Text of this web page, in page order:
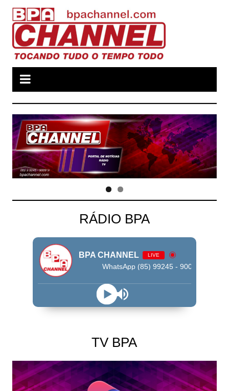
para
conteúdo
RÁDIO BPA
BPA CHANNEL LIVE
WhatsApp (85) 99245 - 9009
TV BPA